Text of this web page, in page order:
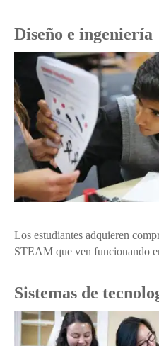
Diseño e ingeniería
Los estudiantes adquieren
STEAM que ven funcionando
Sistemas de